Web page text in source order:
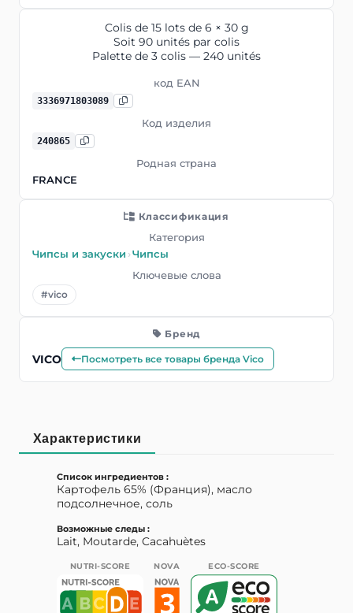
Colis de 15 lots de 6 × 30 g
Soit 90 unités par colis
Palette de 3 colis — 240 unités
код EAN
3336971803089
Код изделия
240865
Родная страна
FRANCE
Классификация
Категория
Чипсы и закуски ›Чипсы
Ключевые слова
#vico
Бренд
VICO Посмотреть все товары бренда Vico
Характеристики
Список ингредиентов :
Картофель 65% (Франция), масло
подсолнечное, соль
Возможные следы :
Lait, Moutarde, Cacahuètes
NUTRI-SCORE NOVA ECO-SCORE